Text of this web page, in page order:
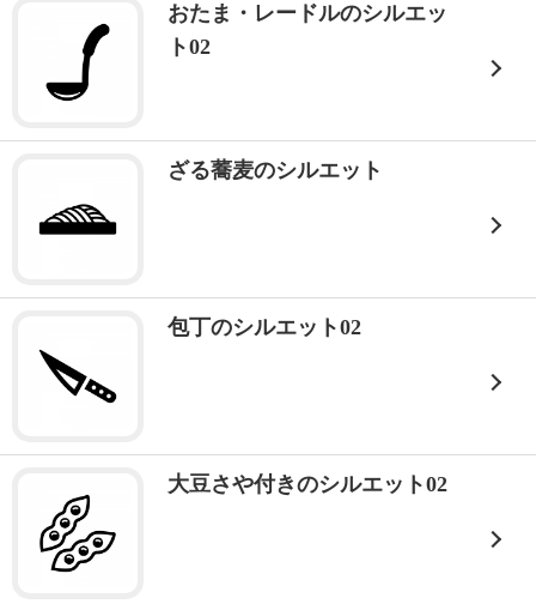
おたま・レードルのシルエッ
ト02
ざる蕎麦のシルエット
包丁のシルエット02
大豆さや付きのシルエット02